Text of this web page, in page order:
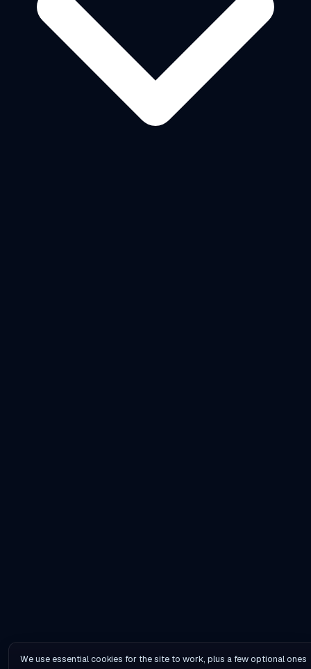
We use essential cookies for the site to work, plus a few optional ones